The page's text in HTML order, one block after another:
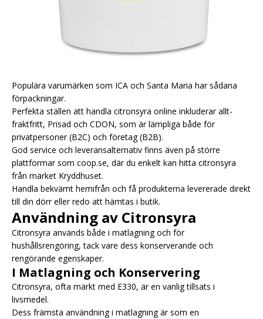
Populära varumärken som ICA och Santa Maria har sådana
förpackningar.
Perfekta ställen att handla citronsyra online inkluderar allt-
fraktfritt, Prisad och CDON, som är lämpliga både för
privatpersoner (B2C) och företag (B2B).
God service och leveransalternativ finns även på större
plattformar som coop.se, där du enkelt kan hitta citronsyra
från märket Kryddhuset.
Handla bekvämt hemifrån och få produkterna levererade direkt
till din dörr eller redo att hämtas i butik.
Användning av Citronsyra
Citronsyra används både i matlagning och för
hushållsrengöring, tack vare dess konserverande och
rengörande egenskaper.
I Matlagning och Konservering
Citronsyra, ofta märkt med E330, är en vanlig tillsats i
livsmedel.
Dess främsta användning i matlagning är som en